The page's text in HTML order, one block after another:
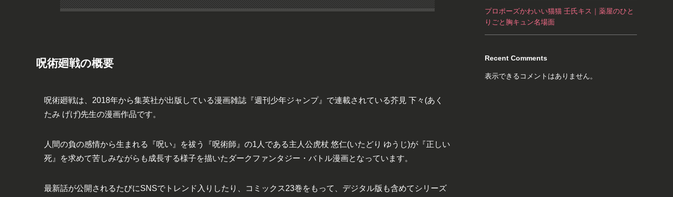
呪術廻戦の概要
呪術廻戦は、2018年から集英社が出版している漫画雑誌『週刊少年ジャンプ』で連載されている芥見 下々(あく
たみ げげ)先生の漫画作品です。
人間の負の感情から生まれる『呪い』を祓う『呪術師』の1人である主人公虎杖 悠仁(いたどり ゆうじ)が『正しい
死』を求めて苦しみながらも成長する様子を描いたダークファンタジー・バトル漫画となっています。
最新話が公開されるたびにSNSでトレンド入りしたり、コミックス23巻をもって、デジタル版も含めてシリーズ
プロポーズかわいい猫猫 壬氏キス｜薬屋のひと
りごと胸キュン名場面
Recent Comments
表示できるコメントはありません。